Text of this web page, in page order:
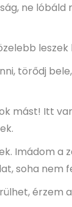
ne
törődj
mást! Itt
Imádom a
soha nem
érzem